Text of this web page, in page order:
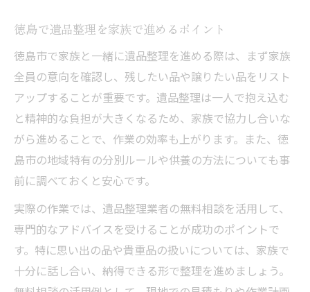
徳島で遺品整理を家族で進めるポイント
徳島市で家族と一緒に遺品整理を進める際は、まず家族
全員の意向を確認し、残したい品や譲りたい品をリスト
アップすることが重要です。遺品整理は一人で抱え込む
と精神的な負担が大きくなるため、家族で協力し合いな
がら進めることで、作業の効率も上がります。また、徳
島市の地域特有の分別ルールや供養の方法についても事
前に調べておくと安心です。
実際の作業では、遺品整理業者の無料相談を活用して、
専門的なアドバイスを受けることが成功のポイントで
す。特に思い出の品や貴重品の扱いについては、家族で
十分に話し合い、納得できる形で整理を進めましょう。